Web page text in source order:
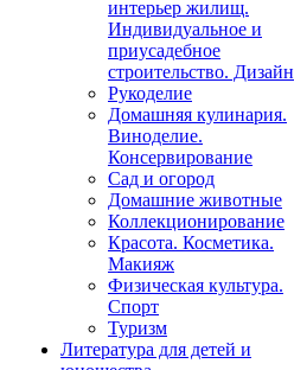
интерьер жилищ.
Индивидуальное и
приусадебное
строительство. Дизайн
Рукоделие
Домашняя кулинария.
Виноделие.
Консервирование
Сад и огород
Домашние животные
Коллекционирование
Красота. Косметика.
Макияж
Физическая культура.
Спорт
Туризм
Литература для детей и